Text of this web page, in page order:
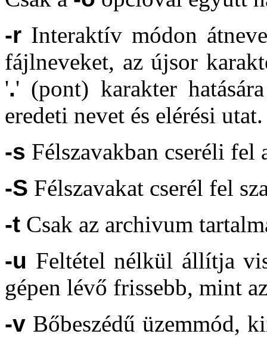
-r Interaktív módon
fájlneveket, az újsor
'.' (pont) karakter
eredeti nevet és elérési utat.
-s Félszavakban cseréli fel
-S Félszavakat cserél fel
-t Csak az archivum
-u Feltétel nélkül állítja
gépen lévő frissebb, mint
-v Bőbeszédű üzemmód,